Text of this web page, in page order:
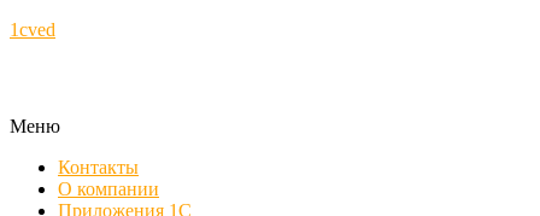
1cved
Меню
Контакты
О компании
Приложения 1С